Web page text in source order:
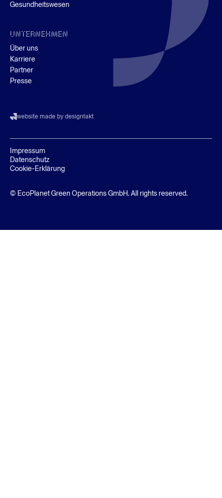
Gesundheitswesen
UNTERNEHMEN
Über uns
Karriere
Partner
Presse
website made by designtakt
© EcoPlanet Green Operations GmbH. All rights reserved.
Impressum
Datenschutz
Cookie-Erklärung